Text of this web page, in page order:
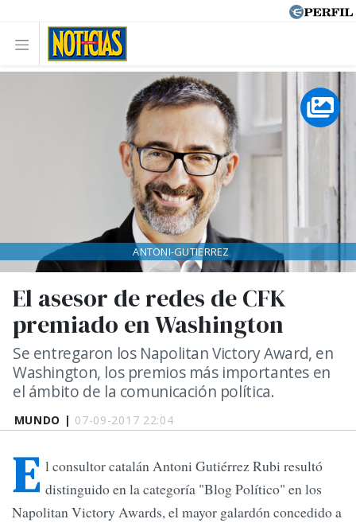
MUNDO | 07-09-2017 22:04
El asesor de redes de CFK
premiado en Washington
Se entregaron los Napolitan Victory Award, en
Washington, los premios más importantes en
el ámbito de la comunicación política.
ANTONI-GUTIERREZ
E l consultor catalán Antoni Gutiérrez Rubi resultó
distinguido en la categoría "Blog Político" en los
Napolitan Victory Awards, el mayor galardón concedido a